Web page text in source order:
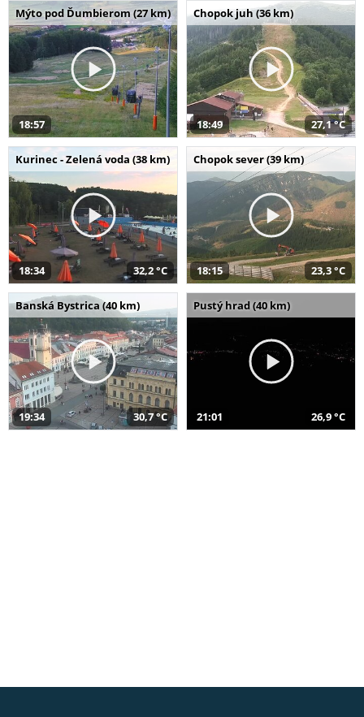
Mýto pod Ďumbierom (27 km)
18:57
Chopok juh (36 km)
18:49 27,1 °C
Kurinec - Zelená voda (38 km)
18:34 32,2 °C
Chopok sever (39 km)
18:15 23,3 °C
Banská Bystrica (40 km)
19:34 30,7 °C
Pustý hrad (40 km)
21:01 26,9 °C